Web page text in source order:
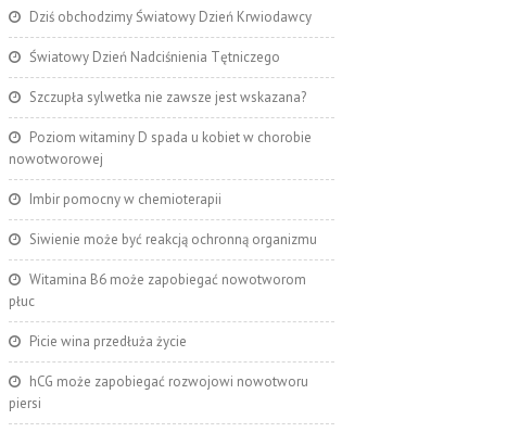
Dziś obchodzimy Światowy Dzień Krwiodawcy
Światowy Dzień Nadciśnienia Tętniczego
Szczupła sylwetka nie zawsze jest wskazana?
Poziom witaminy D spada u kobiet w chorobie
nowotworowej
Imbir pomocny w chemioterapii
Siwienie może być reakcją ochronną organizmu
Witamina B6 może zapobiegać nowotworom
płuc
Picie wina przedłuża życie
hCG może zapobiegać rozwojowi nowotworu
piersi